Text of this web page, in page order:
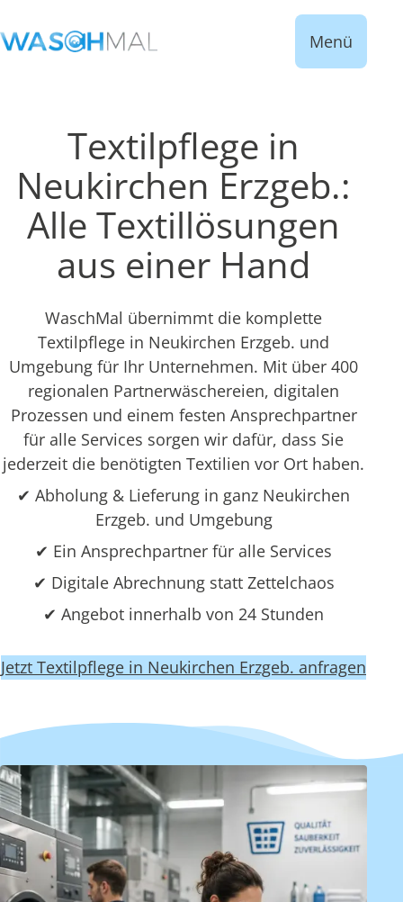
Menü
Textilpflege in
Neukirchen Erzgeb.:
Alle Textillösungen
aus einer Hand
WaschMal übernimmt die komplette
Textilpflege in Neukirchen Erzgeb. und
Umgebung für Ihr Unternehmen. Mit über 400
regionalen Partnerwäschereien, digitalen
Prozessen und einem festen Ansprechpartner
für alle Services sorgen wir dafür, dass Sie
jederzeit die benötigten Textilien vor Ort haben.
✔ Abholung & Lieferung in ganz Neukirchen
Erzgeb. und Umgebung
✔ Ein Ansprechpartner für alle Services
✔ Digitale Abrechnung statt Zettelchaos
✔ Angebot innerhalb von 24 Stunden
Jetzt Textilpflege in Neukirchen Erzgeb. anfragen